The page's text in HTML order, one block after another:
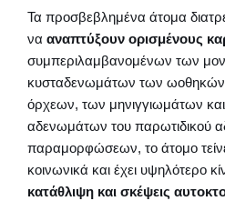
Τα προσβεβλημένα άτομα
να αναπτύξουν ορισμένους
συμπεριλαμβανομένων των
κυσταδενωμάτων των
όρχεων, των μηνιγγιωμάτων
αδενωμάτων του παρωτιδικού
παραμορφώσεων, το άτομο
κοινωνικά και έχει υψηλότερο
κατάθλιψη και σκέψεις